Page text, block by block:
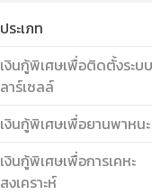
ประเภท
เงินกู้พิเศษเพื่อติดตั้งระบ
ลาร์เซลล์
เงินกู้พิเศษเพื่อยานพาหนะ
เงินกู้พิเศษเพื่อการเคหะ
สงเคราะห์